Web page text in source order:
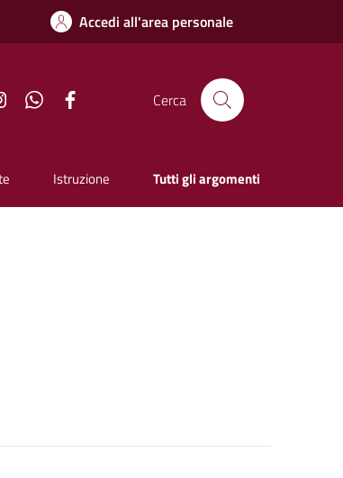
Accedi all'area personale
InstagramWhatsapp Cerca
Istruzione Tutti gli argomenti